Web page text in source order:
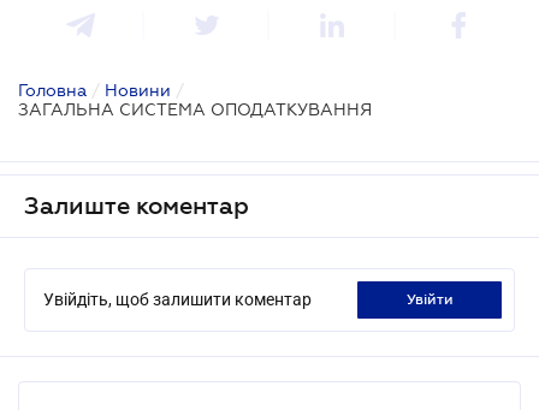
Головна / Новини /
ЗАГАЛЬНА СИСТЕМА ОПОДАТКУВАННЯ
Залиште коментар
Увійдіть, щоб залишити коментар увійти